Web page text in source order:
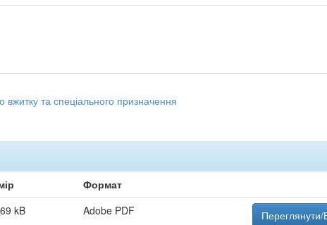
вжитку та спеціального призначення
Формат
kB Adobe PDF Переглянути/